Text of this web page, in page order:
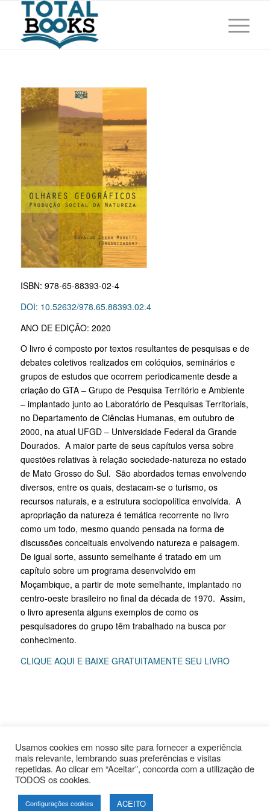
ISBN: 978-65-88393-02-4
DOI: 10.52632/978.65.88393.02.4
ANO DE EDIÇÃO: 2020
O livro é composto por textos resultantes de pesquisas e de
debates coletivos realizados em colóquios, seminários e
grupos de estudos que ocorrem periodicamente desde a
criação do GTA – Grupo de Pesquisa Território e Ambiente
– implantado junto ao Laboratório de Pesquisas Territoriais,
no Departamento de Ciências Humanas, em outubro de
2000, na atual UFGD – Universidade Federal da Grande
Dourados. A maior parte de seus capítulos versa sobre
questões relativas à relação sociedade-natureza no estado
de Mato Grosso do Sul. São abordados temas envolvendo
diversos, entre os quais, destacam-se o turismo, os
recursos naturais, e a estrutura sociopolítica envolvida. A
apropriação da natureza é temática recorrente no livro
como um todo, mesmo quando pensada na forma de
discussões conceituais envolvendo natureza e paisagem.
De igual sorte, assunto semelhante é tratado em um
capítulo sobre um programa desenvolvido em
Moçambique, a partir de mote semelhante, implantado no
centro-oeste brasileiro no final da década de 1970. Assim,
o livro apresenta alguns exemplos de como os
pesquisadores do grupo têm trabalhado na busca por
conhecimento.
CLIQUE AQUI E BAIXE GRATUITAMENTE SEU LIVRO
Desenvolvido porW3alpha
Usamos cookies em nosso site para fornecer a experiência
mais relevante, lembrando suas preferências e visitas
repetidas. Ao clicar em “Aceitar”, concorda com a utilização de
TODOS os cookies.
Configurações cookies ACEITO